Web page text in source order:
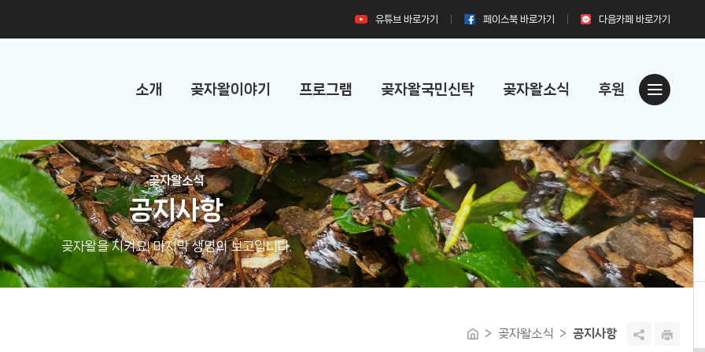
유튜브 바로가기 페이스북 바로가기 다음카페 바로가기
소개 곶자왈이야기 프로그램 곶자왈국민신탁 곶자왈소식 후원
곶자왈소식
공지사항
곶자왈을 지켜요! 마지막 생명의 보고입니다.
곶자왈소식 공지사항